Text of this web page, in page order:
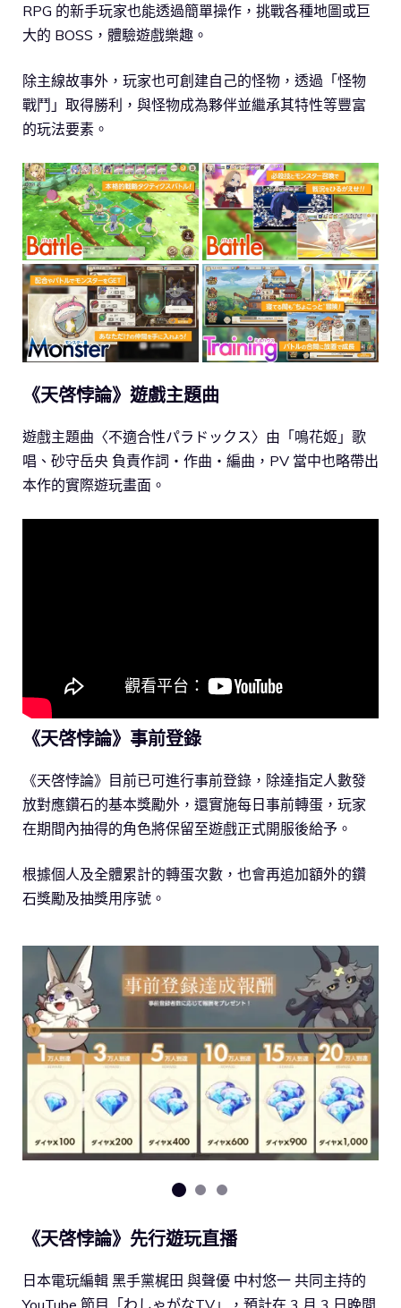
RPG 的新手玩家也能透過簡單操作，挑戰各種地圖或巨
大的 BOSS，體驗遊戲樂趣。
除主線故事外，玩家也可創建自己的怪物，透過「怪物
戰鬥」取得勝利，與怪物成為夥伴並繼承其特性等豐富
的玩法要素。
《天啓悖論》遊戲主題曲
遊戲主題曲〈不適合性パラドックス〉由「鳴花姬」歌
唱、砂守岳央 負責作詞・作曲・編曲，PV 當中也略帶出
本作的實際遊玩畫面。
《天啓悖論》事前登錄
《天啓悖論》目前已可進行事前登錄，除達指定人數發
放對應鑽石的基本獎勵外，還實施每日事前轉蛋，玩家
在期間內抽得的角色將保留至遊戲正式開服後給予。
根據個人及全體累計的轉蛋次數，也會再追加額外的鑽
石獎勵及抽獎用序號。
《天啓悖論》先行遊玩直播
日本電玩編輯 黑手黨梶田 與聲優 中村悠一 共同主持的
YouTube 節目「わしゃがなTV」，預計在 3 月 3 日晚間